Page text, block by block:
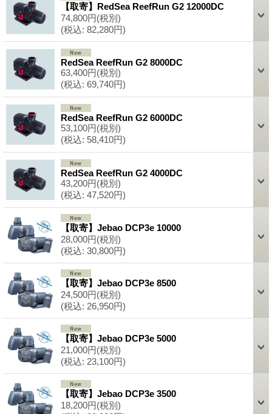
【取寄】RedSea ReefRun G2 12000DC
74,800円(税別)
(税込: 82,280円)
RedSea ReefRun G2 8000DC
63,400円(税別)
(税込: 69,740円)
RedSea ReefRun G2 6000DC
53,100円(税別)
(税込: 58,410円)
RedSea ReefRun G2 4000DC
43,200円(税別)
(税込: 47,520円)
【取寄】Jebao DCP3e 10000
28,000円(税別)
(税込: 30,800円)
【取寄】Jebao DCP3e 8500
24,500円(税別)
(税込: 26,950円)
【取寄】Jebao DCP3e 5000
21,000円(税別)
(税込: 23,100円)
【取寄】Jebao DCP3e 3500
18,200円(税別)